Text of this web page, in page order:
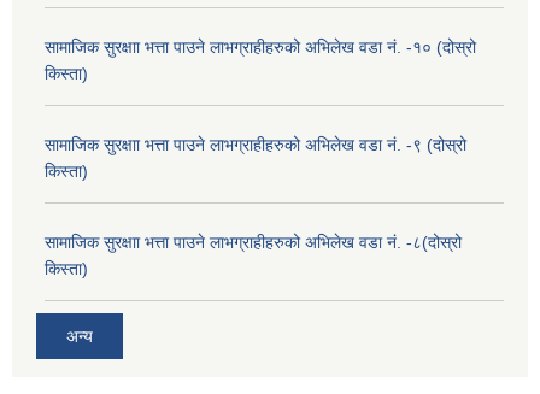
सामाजिक सुरक्षाा भत्ता पाउने लाभग्राहीहरुको अभिलेख वडा नं. -१० (दोस्रो
किस्ता)
सामाजिक सुरक्षाा भत्ता पाउने लाभग्राहीहरुको अभिलेख वडा नं. -९ (दोस्रो
किस्ता)
सामाजिक सुरक्षाा भत्ता पाउने लाभग्राहीहरुको अभिलेख वडा नं. -८(दोस्रो
किस्ता)
अन्य